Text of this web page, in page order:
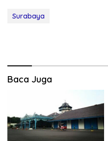
Surabaya
Baca Juga